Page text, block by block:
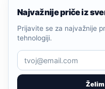
Najvažnije priče iz
Prijavite se za najvažnije
tehnologiji.